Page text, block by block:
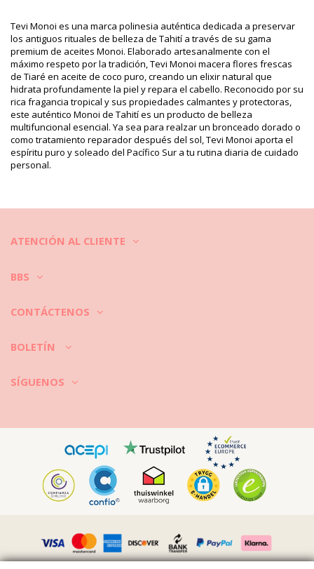
Peso: 130g / 0.29lb / 4.59oz
Fotos retocadas
Instrucciones de lavado y
cuidado
Instrucciones de cuidado para: TEVI Monoi Gourmand
Ananas 120Ml
Tevi Monoi es una marca polinesia auténtica dedicada a preservar
los antiguos rituales de belleza de Tahití a través de su gama
premium de aceites Monoi. Elaborado artesanalmente con el
máximo respeto por la tradición, Tevi Monoi macera flores frescas
de Tiaré en aceite de coco puro, creando un elixir natural que
hidrata profundamente la piel y repara el cabello. Reconocido por su
rica fragancia tropical y sus propiedades calmantes y protectoras,
este auténtico Monoi de Tahití es un producto de belleza
multifuncional esencial. Ya sea para realzar un bronceado dorado o
como tratamiento reparador después del sol, Tevi Monoi aporta el
espíritu puro y soleado del Pacífico Sur a tu rutina diaria de cuidado
personal.
ATENCIÓN AL CLIENTE
BBS
CONTÁCTENOS
BOLETÍN
SÍGUENOS